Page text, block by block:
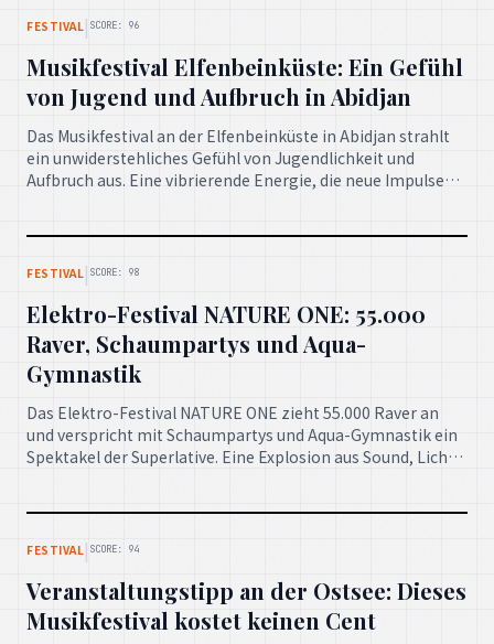
FESTIVAL| SCORE: 96
Musikfestival Elfenbeinküste: Ein Gefühl
von Jugend und Aufbruch in Abidjan
Das Musikfestival an der Elfenbeinküste in Abidjan strahlt
ein unwiderstehliches Gefühl von Jugendlichkeit und
Aufbruch aus. Eine vibrierende Energie, die neue Impulse
FESTIVAL| SCORE: 98
Elektro-Festival NATURE ONE: 55.000
Raver, Schaumpartys und Aqua-
Gymnastik
Das Elektro-Festival NATURE ONE zieht 55.000 Raver an
und verspricht mit Schaumpartys und Aqua-Gymnastik ein
Spektakel der Superlative. Eine Explosion aus Sound, Licht
FESTIVAL| SCORE: 94
Veranstaltungstipp an der Ostsee: Dieses
Musikfestival kostet keinen Cent